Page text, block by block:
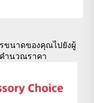
ขนาดของคุณไปยังผู้
คำนวณราคา